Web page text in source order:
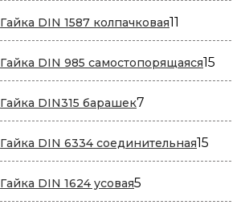
Гайка DIN 1587 колпачковая11
товаров
Гайка DIN 985 самостопорящаяся15
Гайка DIN315 барашек7
товаров
Гайка DIN 6334 соединительная15
Гайка DIN 1624 усовая5
товаров